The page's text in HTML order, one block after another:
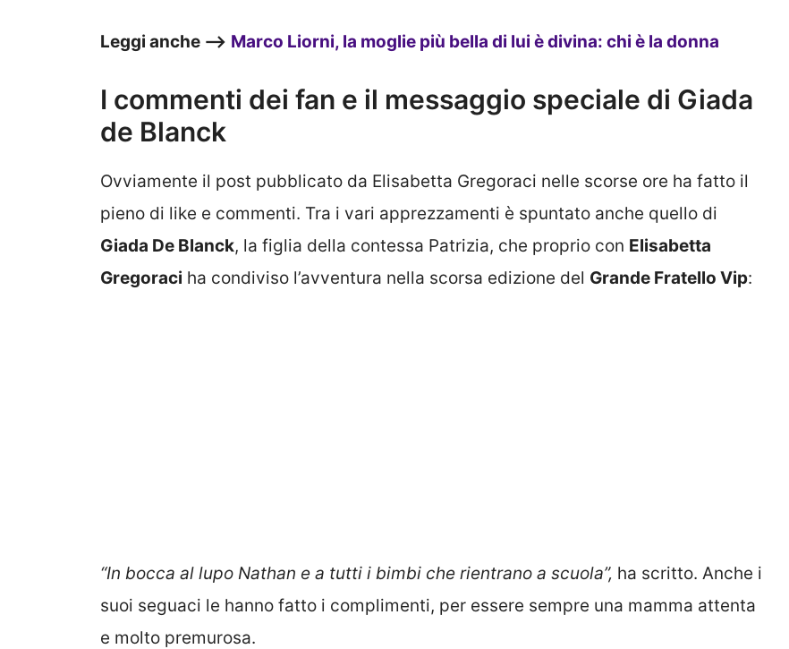
Leggi anche –> Marco Liorni, la moglie più bella di lui è divina: chi è la donna
I commenti dei fan e il messaggio speciale di Giada
de Blanck
Ovviamente il post pubblicato da Elisabetta Gregoraci nelle scorse ore ha fatto il
pieno di like e commenti. Tra i vari apprezzamenti è spuntato anche quello di
Giada De Blanck, la figlia della contessa Patrizia, che proprio con Elisabetta
Gregoraci ha condiviso l’avventura nella scorsa edizione del Grande Fratello Vip:
“In bocca al lupo Nathan e a tutti i bimbi che rientrano a scuola”, ha scritto. Anche i
suoi seguaci le hanno fatto i complimenti, per essere sempre una mamma attenta
e molto premurosa.